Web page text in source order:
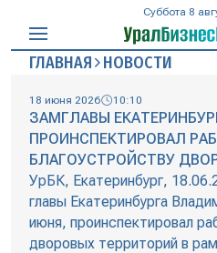
Суббота 8
ГЛАВНАЯ НОВОСТИ
18 июня 2026 10:10
ЗАМГЛАВЫ
ПРОИНСПЕКТИРОВАЛ
БЛАГОУСТРОЙСТВУ
УрБК, Екатеринбург,
главы Екатеринбурга
июня, проинспектировал
дворовых территорий в